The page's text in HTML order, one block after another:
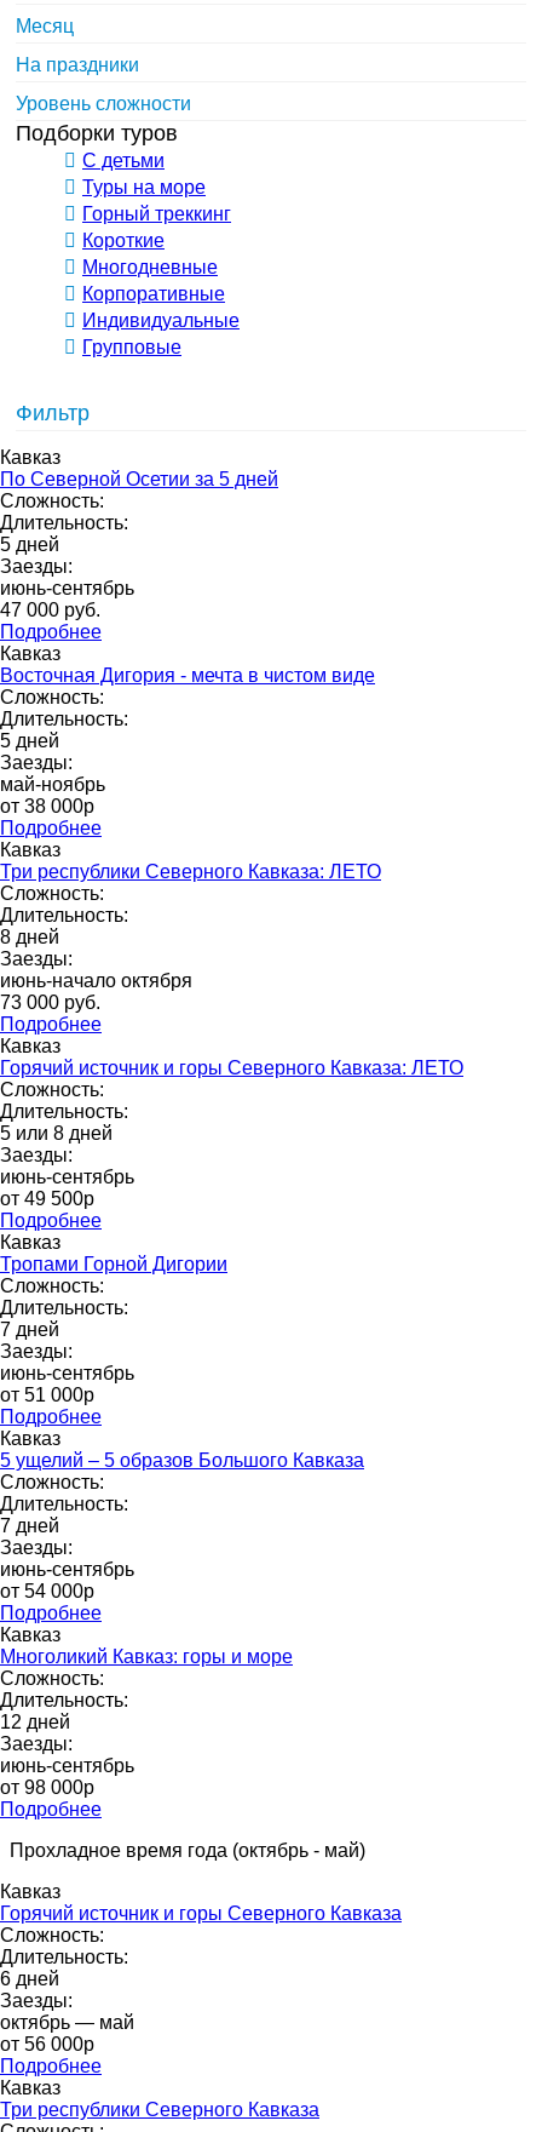
Месяц
На праздники
Уровень сложности
Подборки туров
С детьми
Туры на море
Горный треккинг
Короткие
Многодневные
Корпоративные
Индивидуальные
Групповые
Фильтр
Кавказ
По Северной Осетии за 5 дней
Сложность:
Длительность:
5 дней
Заезды:
июнь-сентябрь
47 000 pуб.
Подробнее
Кавказ
Восточная Дигория - мечта в чистом виде
Сложность:
Длительность:
5 дней
Заезды:
май-ноябрь
от 38 000p
Подробнее
Кавказ
Три республики Северного Кавказа: ЛЕТО
Сложность:
Длительность:
8 дней
Заезды:
июнь-начало октября
73 000 pуб.
Подробнее
Кавказ
Горячий источник и горы Северного Кавказа: ЛЕТО
Сложность:
Длительность:
5 или 8 дней
Заезды:
июнь-сентябрь
от 49 500p
Подробнее
Кавказ
Тропами Горной Дигории
Сложность:
Длительность:
7 дней
Заезды:
июнь-сентябрь
от 51 000р
Подробнее
Кавказ
5 ущелий – 5 образов Большого Кавказа
Сложность:
Длительность:
7 дней
Заезды:
июнь-сентябрь
от 54 000р
Подробнее
Кавказ
Многоликий Кавказ: горы и море
Сложность:
Длительность:
12 дней
Заезды:
июнь-сентябрь
от 98 000p
Подробнее
Прохладное время года (октябрь - май)
Кавказ
Горячий источник и горы Северного Кавказа
Сложность:
Длительность:
6 дней
Заезды:
октябрь — май
от 56 000p
Подробнее
Кавказ
Три республики Северного Кавказа